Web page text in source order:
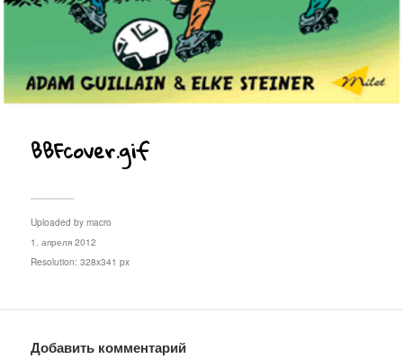
BBFcover.gif
Uploaded by macro
1. апреля 2012
Resolution: 328x341 px
Добавить комментарий